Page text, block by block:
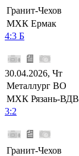
Гранит-Чехов
МХК Ермак
4:3 Б
30.04.2026, Чт
Металлург ВО
МХК Рязань-ВДВ
3:2
Гранит-Чехов